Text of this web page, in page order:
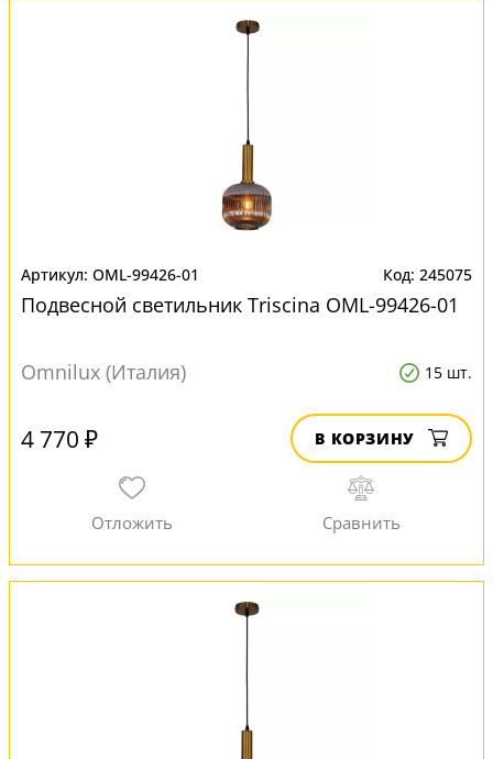
OML-99426-01 245075
Подвесной светильник Triscina OML-99426-01
Omnilux (Италия) 15 шт.
4 770 ₽ В КОРЗИНУ